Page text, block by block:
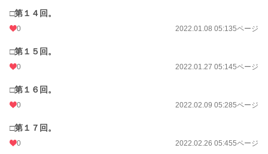
□第１４回。
0 2022.01.08 05:135ページ
□第１５回。
0 2022.01.27 05:145ページ
□第１６回。
0 2022.02.09 05:285ページ
□第１７回。
0 2022.02.26 05:455ページ